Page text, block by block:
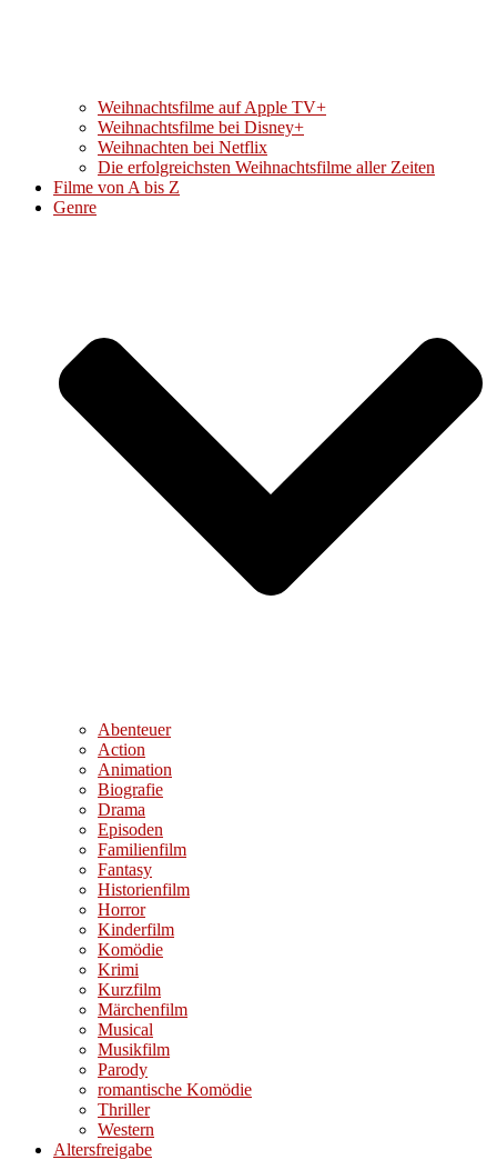
Weihnachtsfilme auf Apple TV+
Weihnachtsfilme bei Disney+
Weihnachten bei Netflix
Die erfolgreichsten Weihnachtsfilme aller Zeiten
Filme von A bis Z
Genre
Abenteuer
Action
Animation
Biografie
Drama
Episoden
Familienfilm
Fantasy
Historienfilm
Horror
Kinderfilm
Komödie
Krimi
Kurzfilm
Märchenfilm
Musical
Musikfilm
Parody
romantische Komödie
Thriller
Western
Altersfreigabe